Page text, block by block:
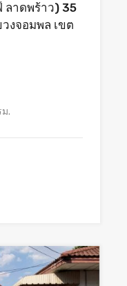
ลาดพร้าว) 35
งจอมพล เขต
.